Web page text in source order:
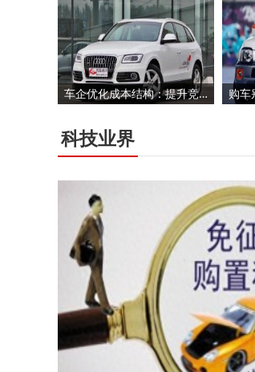
车企优化成本结构：提升竞争力、稳定供应链与铸就品牌价值的关键之举
科技业界